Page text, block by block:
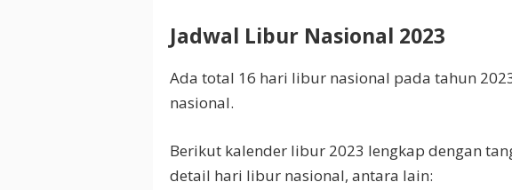
Jadwal Libur Nasional 2023
Ada total 16 hari libur nasional pada tahun
nasional.
Berikut kalender libur 2023 lengkap dengan
detail hari libur nasional, antara lain: